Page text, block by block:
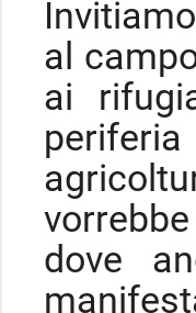
al
ai
dove